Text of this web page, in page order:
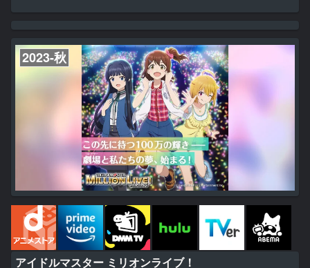
のアイドルとしての物語が始まるのね──。 と、そこへ現れたのは王
ューサーと、何もかもがこれからの少女たち。 お仕事っ...
2023-秋
アイドルマスター ミリオンライブ！